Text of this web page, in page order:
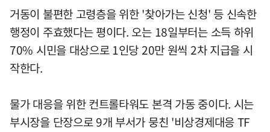
거동이 불편한 고령층을 위한 '찾아가는 신청' 등 신속한
행정이 주효했다는 평이다. 오는 18일부터는 소득 하위
70% 시민을 대상으로 1인당 20만 원씩 2차 지급을 시
작한다.
물가 대응을 위한 컨트롤타워도 본격 가동 중이다. 시는
부시장을 단장으로 9개 부서가 뭉친 '비상경제대응 TF